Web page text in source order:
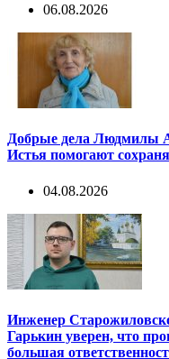
06.08.2026
Добрые дела Людмилы
Истья помогают
04.08.2026
Инженер
Гарькин уверен, что
большая